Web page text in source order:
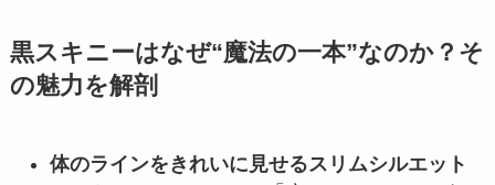
黒スキニーはなぜ“魔法の一本”なのか？そ
の魅力を解剖
体のラインをきれいに見せるスリムシルエット